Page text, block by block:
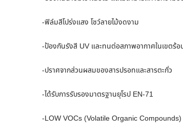
-ฟิล์มสีโปร่งแสง โชว์ลายไม้งดงาม
-ป้องกันรังสี UV และทนต่อสภาพอากาศในเขตร้อ
-ปราศจากส่วนผสมของสารปรอทและสารตะกั่ว
-ได้รับการรับรองมาตรฐานยุโรป EN-71
-LOW VOCs (Volatile Organic